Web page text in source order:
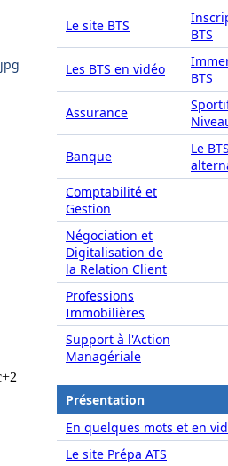
Le site BTS
BTS
Les BTS en vidéo
BTS
Assurance
Banque
Le
Comptabilité et
Gestion
Négociation et
Digitalisation de
la Relation Client
Professions
Immobilières
Support à l'Action
Managériale
Présentation
En quelques mots et en
Le site Prépa ATS